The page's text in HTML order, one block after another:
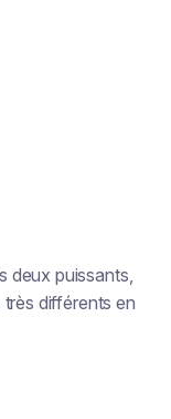
deux puissants,
différents en